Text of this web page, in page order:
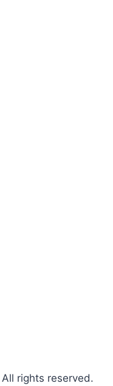
All rights reserved.